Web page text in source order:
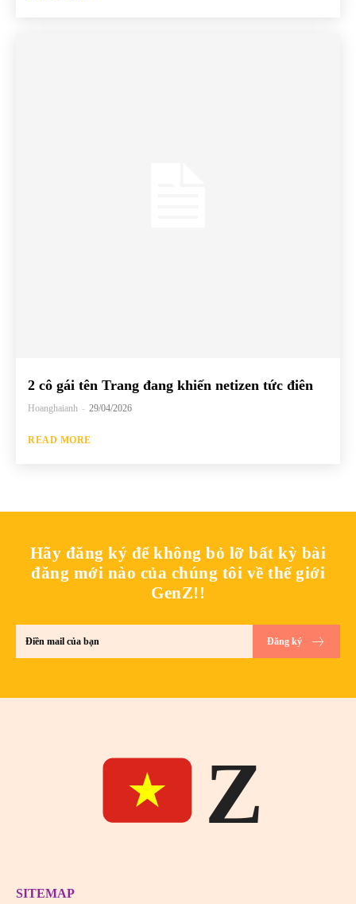
2 cô gái tên Trang đang khiến netizen tức điên
Hoanghaianh - 29/04/2026
READ MORE
Hãy đăng ký để không bỏ lỡ bất kỳ bài
đăng mới nào của chúng tôi về thế giới
GenZ!!
Đăng ký
Z
SITEMAP